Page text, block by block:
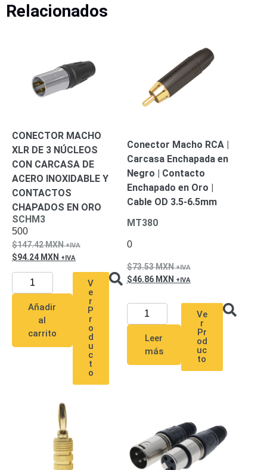
Mecánicos
Micro
SD Servidores
de
Sólido
(SSD)
Software
VMS y
Analíticas
EPCOM
Cloud
Móviles,
Dash
Cams
Accesorios
Body
Cams
(Portátiles)
Cámaras
MóvilesDash
Videoporteros
Accesorios
Analógicos
IP
Relacionados
CONECTOR MACHO
XLR DE 3 NÚCLEOS
CON CARCASA DE
ACERO INOXIDABLE Y
CONTACTOS
CHAPADOS EN ORO
SCHM3
500
147.42MXN
94.24 MXN
Añadir
al
carrito
V
e
r
P
r
o
d
u
c
t
o
Conector Macho RCA |
Carcasa Enchapada en
Negro | Contacto
Enchapado en Oro |
Cable OD 3.5-6.5mm
MT380
0
73.53MXN
46.86 MXN
Leer
más
Ve
r
Pr
od
uc
to